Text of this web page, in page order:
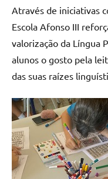
Através de iniciativas
Escola Afonso III
valorização da Língua
alunos o gosto pela
das suas raízes